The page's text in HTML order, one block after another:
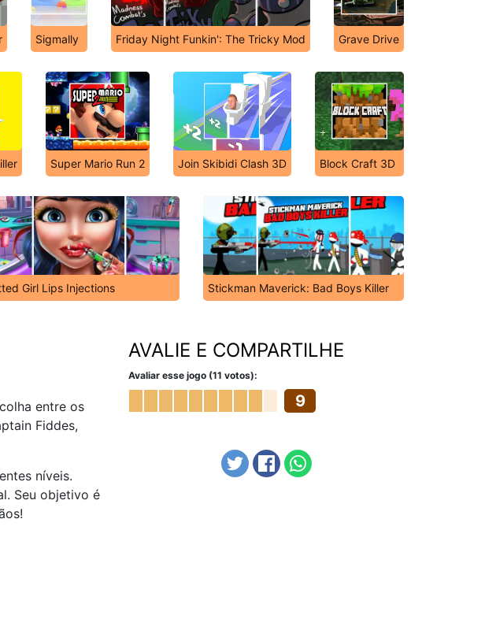
Sigmally Friday Night Funkin': The Tricky Mod Grave Drive
Super Mario Run 2 Join Skibidi Clash 3D Block Craft 3D
Girl Lips Injections Stickman Maverick: Bad Boys Killer
entre os
Fiddes,
níveis.
Seu objetivo é
AVALIE E COMPARTILHE
Avaliar esse jogo (11 votos):
9